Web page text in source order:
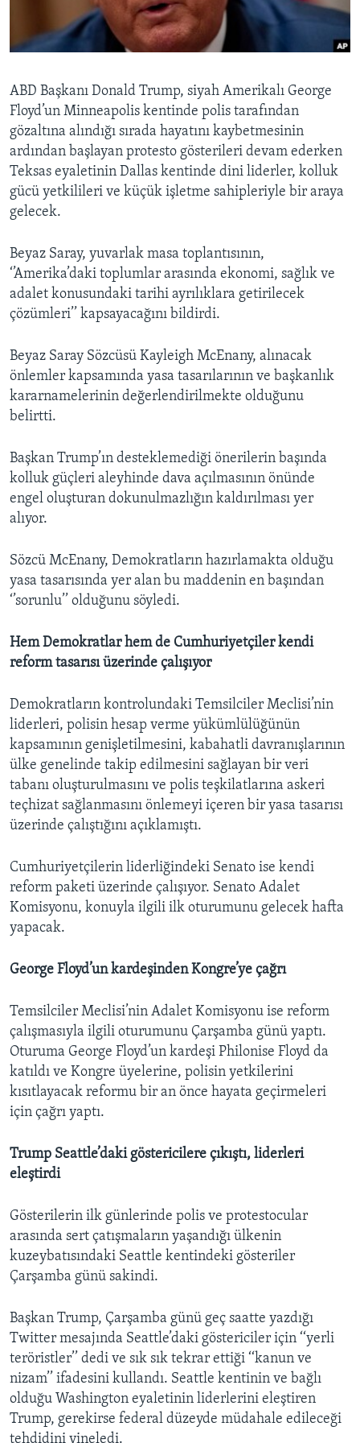
HAYATTAN
SANAT
BIZI TAKIP EDIN
Diller
ABD Başkanı Donald Trump, siyah Amerikalı George
Floyd’un Minneapolis kentinde polis tarafından
gözaltına alındığı sırada hayatını kaybetmesinin
ardından başlayan protesto gösterileri devam ederken
Teksas eyaletinin Dallas kentinde dini liderler, kolluk
gücü yetkilileri ve küçük işletme sahipleriyle bir araya
gelecek.
Beyaz Saray, yuvarlak masa toplantısının,
‘’Amerika’daki toplumlar arasında ekonomi, sağlık ve
adalet konusundaki tarihi ayrılıklara getirilecek
çözümleri’’ kapsayacağını bildirdi.
Beyaz Saray Sözcüsü Kayleigh McEnany, alınacak
önlemler kapsamında yasa tasarılarının ve başkanlık
kararnamelerinin değerlendirilmekte olduğunu
belirtti.
Başkan Trump’ın desteklemediği önerilerin başında
kolluk güçleri aleyhinde dava açılmasının önünde
engel oluşturan dokunulmazlığın kaldırılması yer
alıyor.
Sözcü McEnany, Demokratların hazırlamakta olduğu
yasa tasarısında yer alan bu maddenin en başından
‘’sorunlu’’ olduğunu söyledi. ​
Hem Demokratlar hem de Cumhuriyetçiler kendi
reform tasarısı üzerinde çalışıyor
Demokratların kontrolundaki Temsilciler Meclisi’nin
liderleri, polisin hesap verme yükümlülüğünün
kapsamının genişletilmesini, kabahatli davranışlarının
ülke genelinde takip edilmesini sağlayan bir veri
tabanı oluşturulmasını ve polis teşkilatlarına askeri
teçhizat sağlanmasını önlemeyi içeren bir yasa tasarısı
üzerinde çalıştığını açıklamıştı.
Cumhuriyetçilerin liderliğindeki Senato ise kendi
reform paketi üzerinde çalışıyor. Senato Adalet
Komisyonu, konuyla ilgili ilk oturumunu gelecek hafta
yapacak.
George Floyd’un kardeşinden Kongre’ye çağrı
Temsilciler Meclisi’nin Adalet Komisyonu ise reform
çalışmasıyla ilgili oturumunu Çarşamba günü yaptı.
Oturuma George Floyd’un kardeşi Philonise Floyd da
katıldı ve Kongre üyelerine, polisin yetkilerini
kısıtlayacak reformu bir an önce hayata geçirmeleri
için çağrı yaptı.
Trump Seattle’daki göstericilere çıkıştı, liderleri
eleştirdi
Gösterilerin ilk günlerinde polis ve protestocular
arasında sert çatışmaların yaşandığı ülkenin
kuzeybatısındaki Seattle kentindeki gösteriler
Çarşamba günü sakindi.
Başkan Trump, Çarşamba günü geç saatte yazdığı
Twitter mesajında Seattle’daki göstericiler için ‘‘yerli
teröristler’’ dedi ve sık sık tekrar ettiği ‘‘kanun ve
nizam’’ ifadesini kullandı. Seattle kentinin ve bağlı
olduğu Washington eyaletinin liderlerini eleştiren
Trump, gerekirse federal düzeyde müdahale edileceği
tehdidini yineledi.